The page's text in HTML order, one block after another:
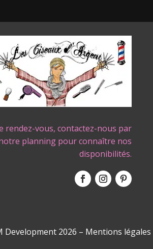
rendez-vous, contactez-nous par
planning pour connaître nos
disponibilités.
Development 2026 – Mentions légales